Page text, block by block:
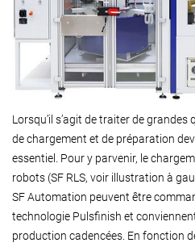
Lorsqu’il s’agit de traiter de
de chargement et de préparation
essentiel. Pour y parvenir, le
robots (SF RLS, voir illustration à
SF Automation peuvent être
technologie Pulsfinish et
production cadencées. En fonction